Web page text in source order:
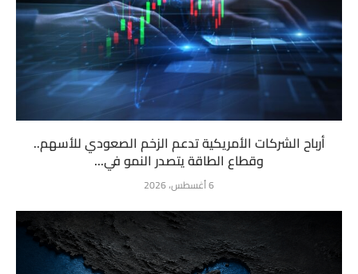
أرباح الشركات الأمريكية تدعم الزخم الصعودي للأسهم..
وقطاع الطاقة يتصدر النمو في...
6 أغسطس، 2026